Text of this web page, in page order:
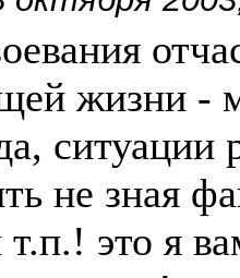
жизни -
ситуации
не зная
т.п.! это я